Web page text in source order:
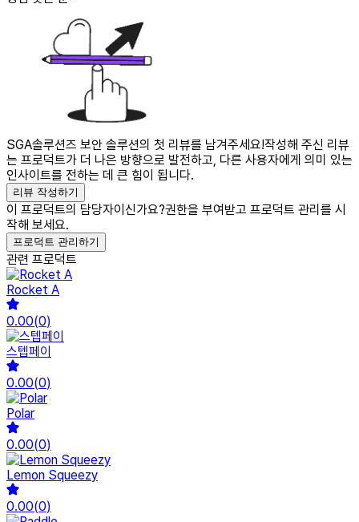
SGA솔루션즈 보안 솔루션의 첫 리뷰를 남겨주세요!작성해 주신 리뷰
는 프로덕트가 더 나은 방향으로 발전하고, 다른 사용자에게 의미 있는
인사이트를 전하는 데 큰 힘이 됩니다.
리뷰 작성하기
이 프로덕트의 담당자이신가요?권한을 부여받고 프로덕트 관리를 시
작해 보세요.
프로덕트 관리하기
관련 프로덕트
Rocket A
0.00(0)
스텝페이
0.00(0)
Polar
0.00(0)
Lemon Squeezy
0.00(0)